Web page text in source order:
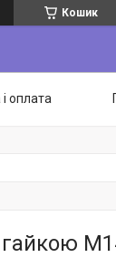
Кошик
оплата